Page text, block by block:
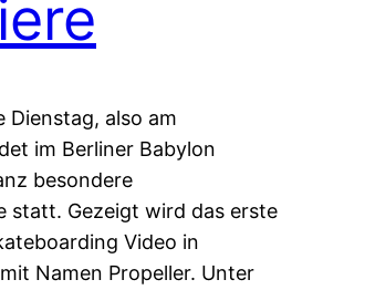
Dienstag, also am
im Berliner Babylon
besondere
statt. Gezeigt wird das erste
Video in
Namen Propeller. Unter